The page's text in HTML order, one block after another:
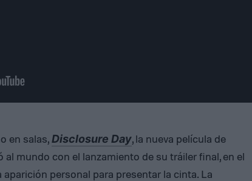
en salas,Disclosure Day, la nueva película de
al mundo con el lanzamiento de su tráiler final, en el
personal para presentar la cinta. La